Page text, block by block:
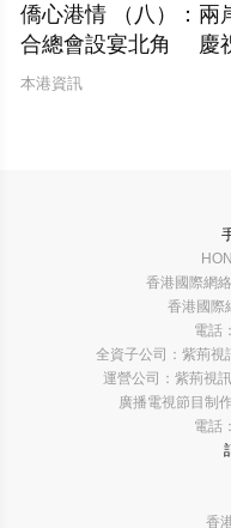
僑心港情 （八）：兩岸和平發展聯
合總會設宴北角 慶祝香港回歸二
十九周年暨林廣兆首
本港資訊
香港國際網
香港國際
電話
全資子公司：紫荊視
運營公司：紫荊視
廣播電視節目制
電話
香